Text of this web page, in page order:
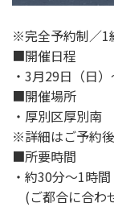
※完全予約制／1
■開催日程
・3月29日（日
■開催場所
・厚別区厚別南
※詳細はご予約
■所要時間
・約30分～1時間
(ご都合に合わ